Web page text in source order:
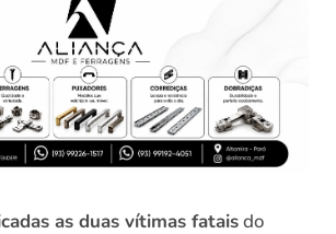
as duas vítimas fataisdo